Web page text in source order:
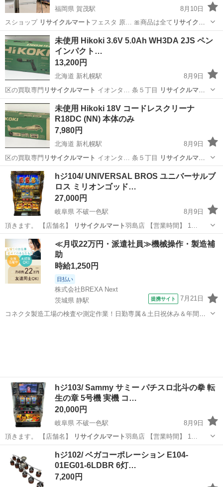
福岡県 賀茂駅
8月10日
スショップ リサイクルマート フェスタ 原… 🎀商品は全て リサイクル
マート原店店頭での… 舗情報🏢リサイクルマート原店 福… のご相談
は「リサイクルマートフェスタ」…
福岡 福岡市 賀茂駅
未使用 Hikoki 3.6V 5.0Ah WH3DA 2JS ペン
インパクト…
13,200円
北海道 新札幌駅
8月9日
区の買取専門 リサイクルマート イオンタ… 条５丁目
リサイクルマー
トイオンタウン…
北海道 札幌市 新札幌駅
未使用 Hikoki 18V コードレスクリーナ
R18DC (NN) 本体のみ
7,980円
北海道 新札幌駅
8月9日
区の買取専門 リサイクルマート イオンタ… 条５丁目
リサイクルマー
トイオンタウン…
北海道 札幌市
hジ104/ UNIVERSAL BROS ユニバーサルブ
ロス ミリオンゴッド…
27,000円
岐阜県 不破一色駅
8月9日
頂きます。 【店舗名】
リサイクルマート 羽島店 【営業時間】 1…
岐阜 羽島市 不破一色駅 その他 ミリオンゴッド
≪月収22万円・派遣社員≫機械操作・製造補
助
時給1,250円
日払い
株式会社BREXA Next
茨城県 静駅
提携サイト 7月21日
コネクタ製造工場の検査や測定作業！日勤専属＆土日祝休み＆年間休
hジ103/ Sammy サミー パチスロ北斗の拳 転
生の章 5号機 実機 コ…
20,000円
岐阜県 不破一色駅
8月9日
頂きます。 【店舗名】
リサイクルマート 羽島店 【営業時間】 1…
その他
hジ102/ ベガコーポレーション E104-
01EG01-6LDBR 6灯…
7,200円